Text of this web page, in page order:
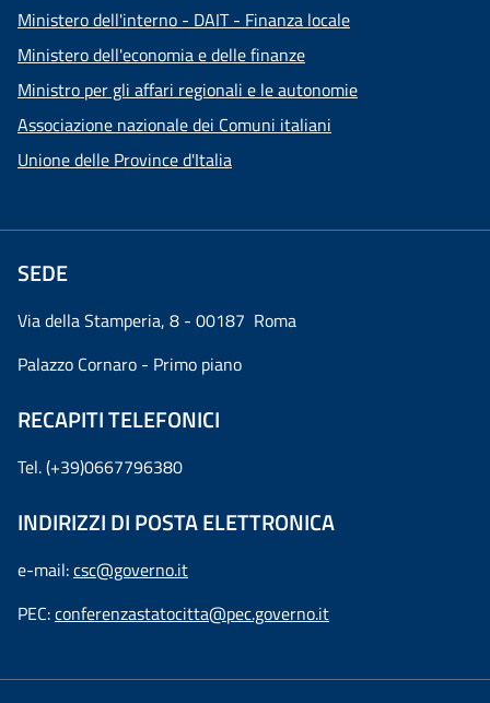
Ministero dell'interno - DAIT - Finanza locale
Ministero dell'economia e delle finanze
Ministro per gli affari regionali e le autonomie
Associazione nazionale dei Comuni italiani
Unione delle Province d'Italia
SEDE
Via della Stamperia, 8 - 00187 Roma
Palazzo Cornaro - Primo piano
RECAPITI TELEFONICI
Tel. (+39)0667796380
INDIRIZZI DI POSTA ELETTRONICA
e-mail:csc@governo.it
PEC:conferenzastatocitta@pec.governo.it